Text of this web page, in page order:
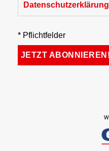
Datenschutzerklärung
* Pflichtfelder